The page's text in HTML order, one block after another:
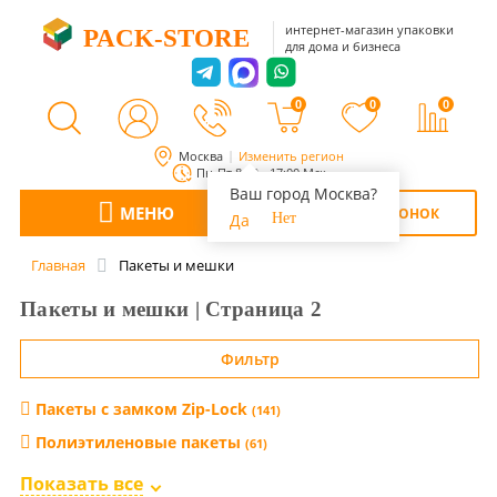
Москва Изменить регион
Ваш город Москва?
Да
Нет
Пн-Пт 8:00 - 17:00 Мск
PACK-STORE
интернет-магазин упаковки
для дома и бизнеса
0 0 0
МЕНЮ ОБРАТНЫЙ ЗВОНОК
Главная Пакеты и мешки
Пакеты и мешки | Страница 2
Фильтр
Пакеты с замком Zip-Lock (141)
Полиэтиленовые пакеты (61)
Курьерские пакеты
Показать все